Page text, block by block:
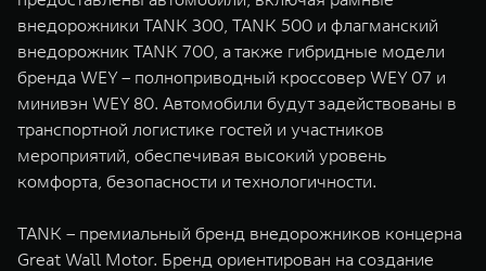
внедорожники TANK 300, TANK 500 и флагманский
внедорожник TANK 700, а также гибридные модели
бренда WEY – полноприводный кроссовер WEY 07 и
минивэн WEY 80. Автомобили будут задействованы в
транспортной логистике гостей и участников
мероприятий, обеспечивая высокий уровень
комфорта, безопасности и технологичности.
TANK – премиальный бренд внедорожников концерна
Great Wall Motor. Бренд ориентирован на создание